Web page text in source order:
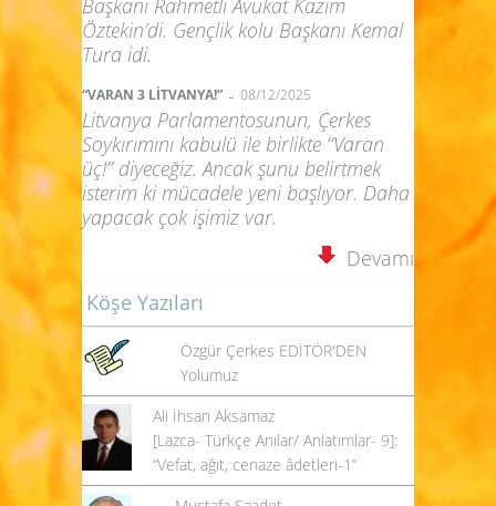
Öztekin’di. Gençlik kolu Başkanı Kemal
Tura idi.
“VARAN 3 LİTVANYA!” - 08/12/2025
Litvanya Parlamentosunun, Çerkes
Soykırımını kabulü ile birlikte “Varan
üç!” diyeceğiz. Ancak şunu belirtmek
isterim ki mücadele yeni başlıyor. Daha
yapacak çok işimiz var.
Devamı
Köşe Yazıları
Özgür Çerkes EDİTÖR'DEN
Yolumuz
Ali İhsan Aksamaz
[Lazca- Türkçe Anılar/ Anlatımlar- 9]:
“Vefat, ağıt, cenaze âdetleri-1”